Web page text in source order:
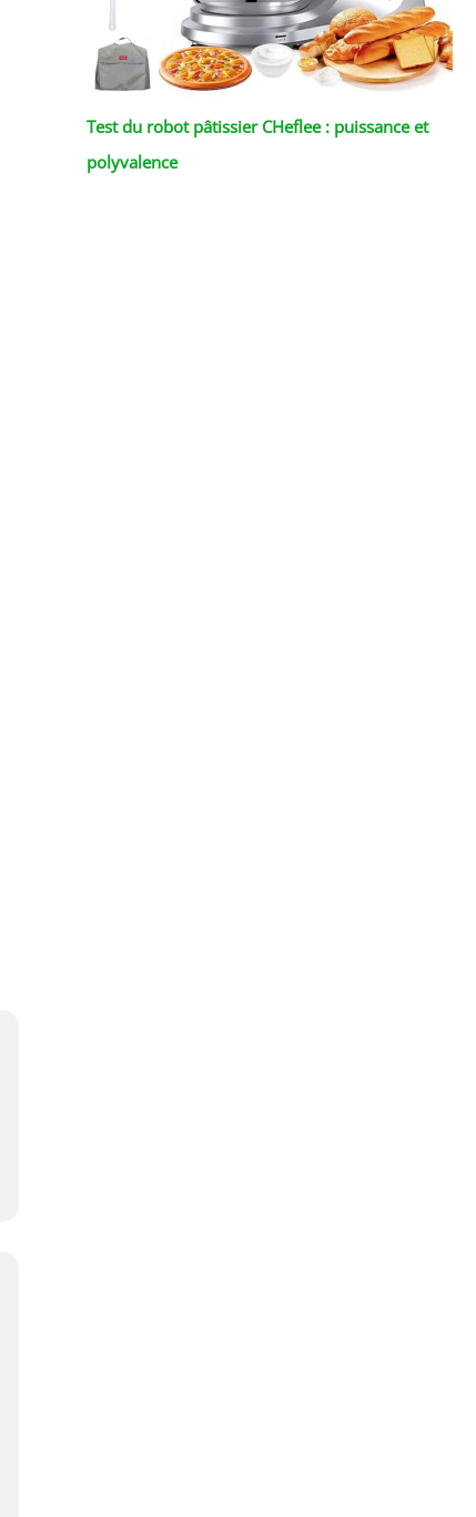
Test du robot pâtissier CHeflee : puissance et
polyvalence